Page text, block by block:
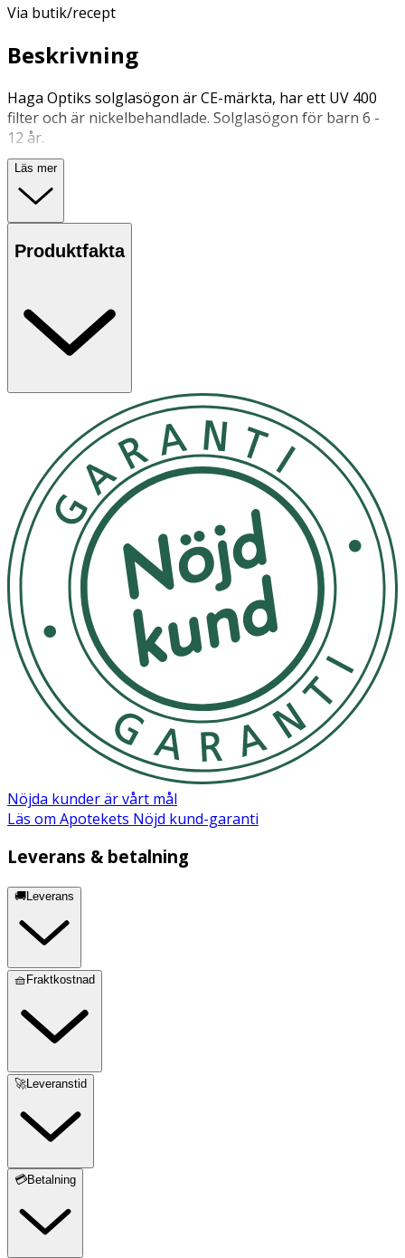
Via butik/recept
Beskrivning
Haga Optiks solglasögon är CE-märkta, har ett UV 400
filter och är nickelbehandlade. Solglasögon för barn 6 -
12 år.
Solskydd för barnögon.
Förvara gärna produkten i ett fodral när den inte
slitage.
Ingredienser:
Läs mer
Produktfakta
Nöjda kunder är vårt mål
Läs om Apotekets Nöjd kund-garanti
Leverans & betalning
🚚Leverans
🧺Fraktkostnad
🚀Leveranstid
💳Betalning